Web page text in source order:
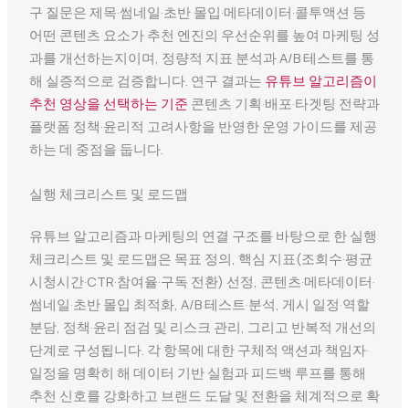
구 질문은 제목·썸네일·초반 몰입·메타데이터·콜투액션 등
어떤 콘텐츠 요소가 추천 엔진의 우선순위를 높여 마케팅 성
과를 개선하는지이며, 정량적 지표 분석과 A/B 테스트를 통
해 실증적으로 검증합니다. 연구 결과는 유튜브 알고리즘이
추천 영상을 선택하는 기준 콘텐츠 기획·배포·타겟팅 전략과
플랫폼 정책·윤리적 고려사항을 반영한 운영 가이드를 제공
하는 데 중점을 둡니다.
실행 체크리스트 및 로드맵
유튜브 알고리즘과 마케팅의 연결 구조를 바탕으로 한 실행
체크리스트 및 로드맵은 목표 정의, 핵심 지표(조회수·평균
시청시간·CTR·참여율·구독 전환) 선정, 콘텐츠·메타데이터·
썸네일·초반 몰입 최적화, A/B 테스트·분석, 게시 일정·역할
분담, 정책·윤리 점검 및 리스크 관리, 그리고 반복적 개선의
단계로 구성됩니다. 각 항목에 대한 구체적 액션과 책임자·
일정을 명확히 해 데이터 기반 실험과 피드백 루프를 통해
추천 신호를 강화하고 브랜드 도달 및 전환을 체계적으로 확